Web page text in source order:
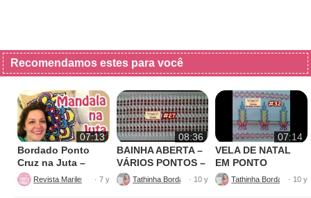
Recomendamos estes para você
07:13
Bordado Ponto
Cruz na Juta –
Fácil de Fazer
Revista Marileny Ponto Cruz
· 7 y
08:36
BAINHA ABERTA –
VÁRIOS PONTOS –
BORDADO
Tathinha Bordados Variados
· 10 y
07:14
VELA DE NATAL
EM PONTO
VAGONITE –
BORDADO
· 10 y